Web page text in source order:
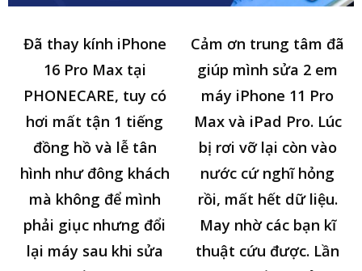
Đã thay kính iPhone
16 Pro Max tại
PHONECARE, tuy có
hơi mất tận 1 tiếng
đồng hồ và lễ tân
hình như đông khách
mà không để mình
phải giục nhưng đổi
lại máy sau khi sửa
Cảm ơn trung tâm đã
giúp mình sửa 2 em
máy iPhone 11 Pro
Max và iPad Pro. Lúc
bị rơi vỡ lại còn vào
nước cứ nghĩ hỏng
rồi, mất hết dữ liệu.
May nhờ các bạn kĩ
thuật cứu được. Lần